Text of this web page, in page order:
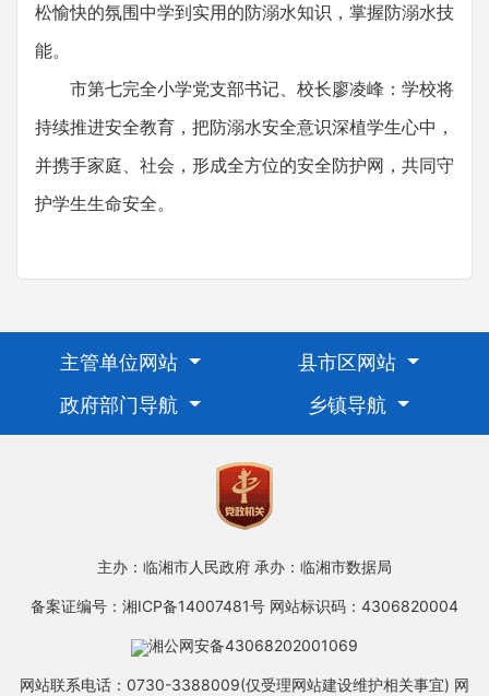
松愉快的氛围中学到实用的防溺水知识，掌握防溺水技
能。
市第七完全小学党支部书记、校长廖凌峰：学校将
持续推进安全教育，把防溺水安全意识深植学生心中，
并携手家庭、社会，形成全方位的安全防护网，共同守
护学生生命安全。
主管单位网站
县市区网站
政府部门导航
乡镇导航
主办：临湘市人民政府 承办：临湘市数据局
备案证编号：湘ICP备14007481号 网站标识码：4306820004
湘公网安备43068202001069
网站联系电话：0730-3388009(仅受理网站建设维护相关事宜) 网